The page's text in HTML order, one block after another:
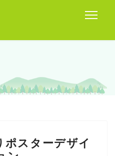
ポスターデザイ